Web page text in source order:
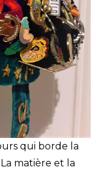
qui borde la
matière et la